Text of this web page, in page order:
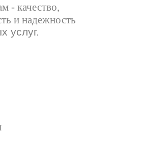
- качество,
и надежность
услуг.